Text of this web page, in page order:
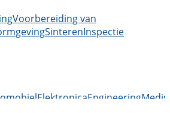
Voorbereiding van
SinterenInspectie
ElektronicaEngineering